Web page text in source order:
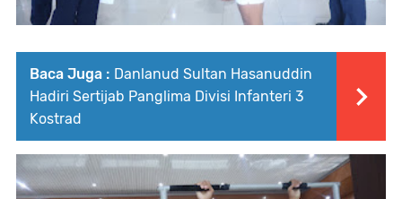
Baca Juga : Danlanud Sultan Hasanuddin
Hadiri Sertijab Panglima Divisi Infanteri 3
Kostrad